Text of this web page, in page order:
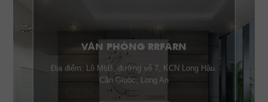
VĂN PHÒNG RRFARN
Địa điểm: Lô M6B, đường số 7, KCN Long Hậu,
Cần Giuộc, Long An